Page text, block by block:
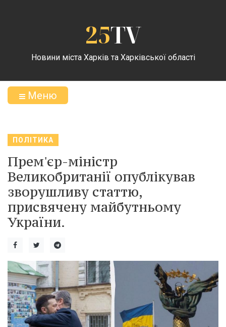
25TV
Новини міста Харків та Харківської області
Меню
ПОЛІТИКА
Прем'єр-міністр
Великобританії опублікував
зворушливу статтю,
присвячену майбутньому
України.